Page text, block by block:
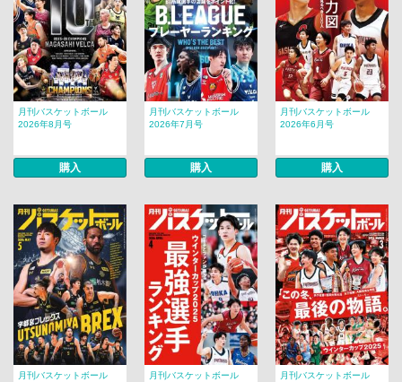
月刊バスケットボール
2026年8月号
購入
月刊バスケットボール
2026年7月号
購入
月刊バスケットボール
2026年6月号
購入
月刊バスケットボール
月刊バスケットボール
月刊バスケットボール